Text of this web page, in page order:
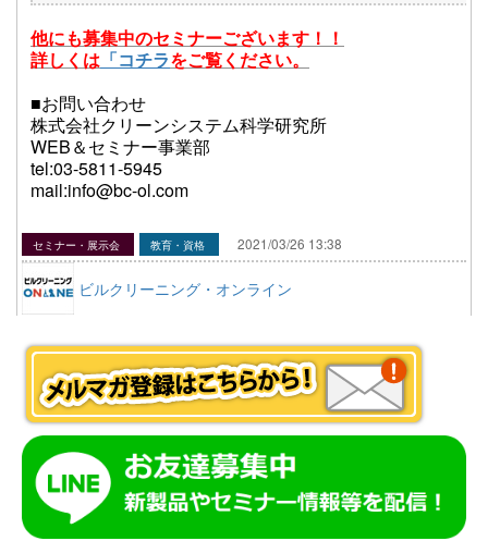
他にも募集中のセミナーございます！！
詳しくは 「コチラをご覧ください。
■お問い合わせ
株式会社クリーンシステム科学研究所
WEB＆セミナー事業部
tel:03-5811-5945
mail:info@bc-ol.com
セミナー・展示会 教育・資格 2021/03/26 13:38
ビルクリーニング・オンライン